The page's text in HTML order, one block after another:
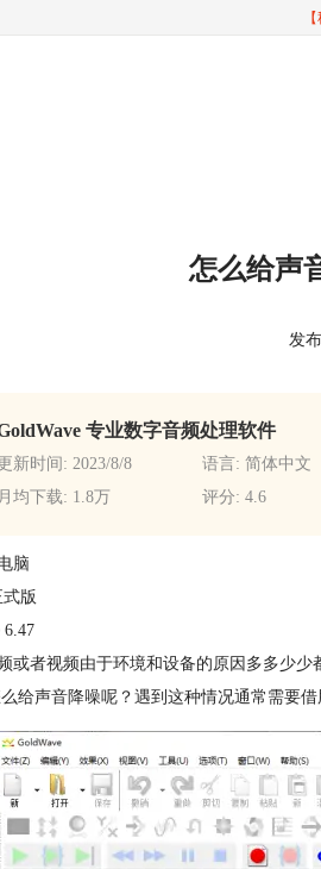
怎么给声
发
专业数字音频处理软件
更新时间: 2023/8/8 语言: 简体中文
月均下载: 1.8万
评分: 4.6
脑
版
6.47
或者视频由于环境和设备的原因多多少少
给声音降噪呢？遇到这种情况通常需要